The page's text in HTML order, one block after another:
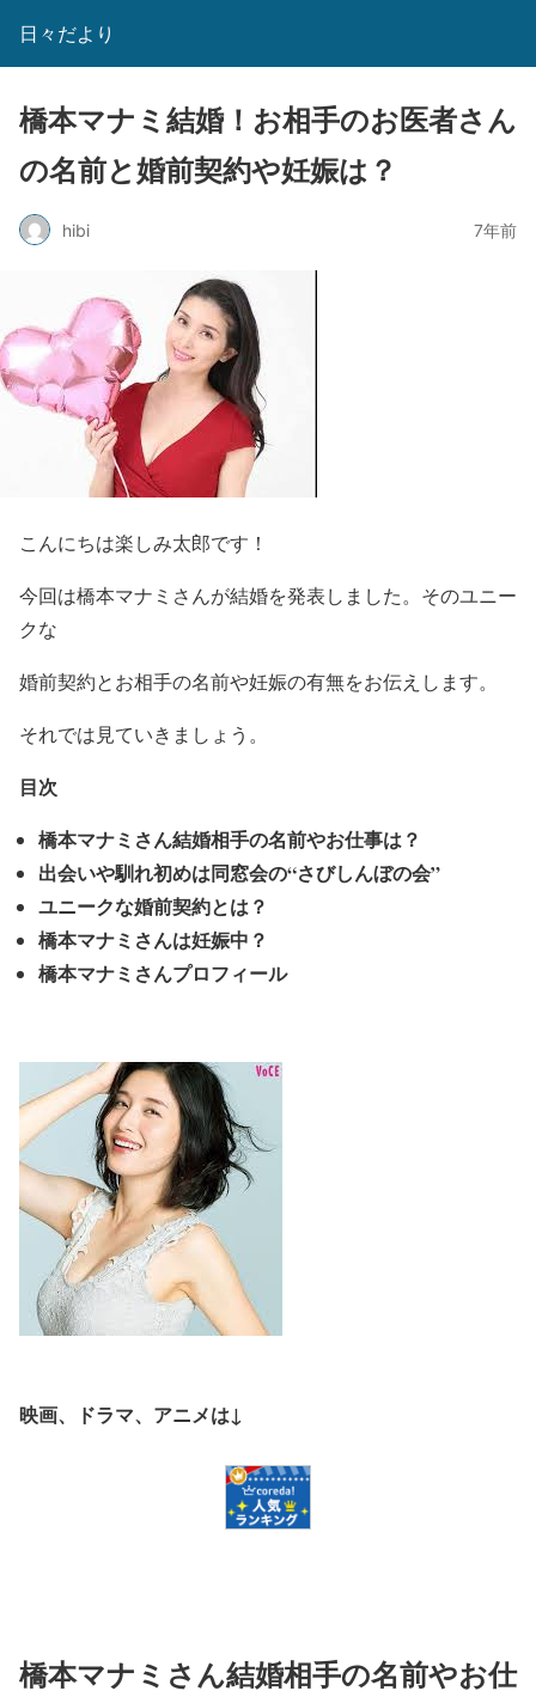
日々だより
橋本マナミ結婚！お相手のお医者さん
の名前と婚前契約や妊娠は？
hibi 7年前
こんにちは楽しみ太郎です！
今回は橋本マナミさんが結婚を発表しました。そのユニー
クな
婚前契約とお相手の名前や妊娠の有無をお伝えします。
それでは見ていきましょう。
目次
橋本マナミさん結婚相手の名前やお仕事は？
出会いや馴れ初めは同窓会の“さびしんぼの会”
ユニークな婚前契約とは？
橋本マナミさんは妊娠中？
橋本マナミさんプロフィール
映画、ドラマ、アニメは↓
橋本マナミさん結婚相手の名前やお仕